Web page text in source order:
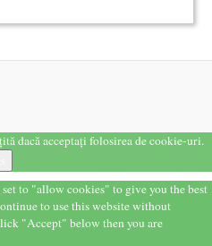
un curs de literatura
capodopere
curs de arta universala:
Este un curs intensiv si
II)
un curs de Filosofie
de doi ani (4 semestre),
dacă acceptați folosirea de cookie-uri.
to "allow cookies" to give you the best
to use this website without
"Accept" below then you are